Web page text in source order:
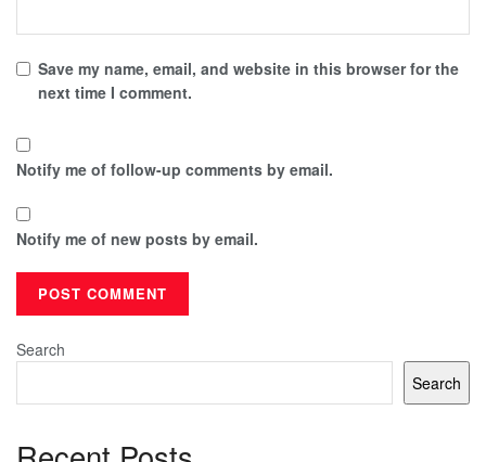
Save my name, email, and website in this browser for the
next time I comment.
Notify me of follow-up comments by email.
Notify me of new posts by email.
Search
Search